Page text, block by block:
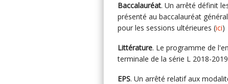
Baccalauréat. Un arrêté définit
présenté au baccalauréat
pour les sessions ultérieures (ici)
Littérature. Le programme de
terminale de la série L 2018-
EPS. Un arrêté relatif aux